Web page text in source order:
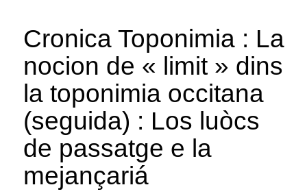
Cronica Toponimia : La
nocion de « limit » dins
la toponimia occitana
(seguida) : Los luòcs
de passatge e la
mejançariá